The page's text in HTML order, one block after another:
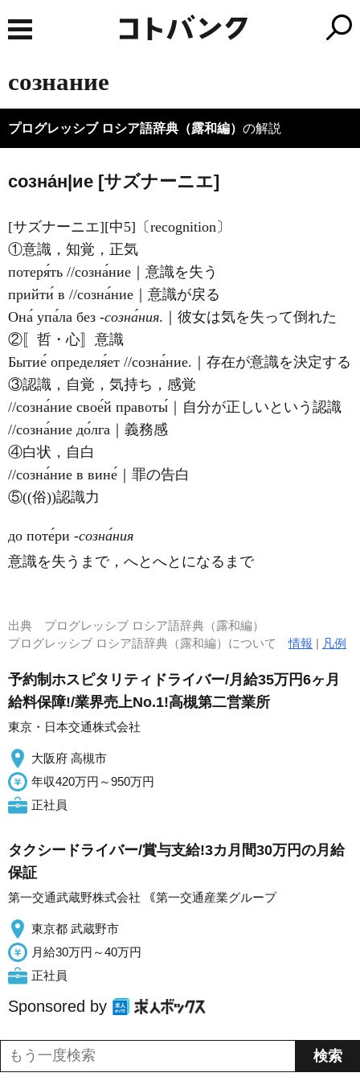
сознание
プログレッシブ ロシア語辞典（露和編） の解説
созна́н|ие [サズナーニエ]
[サズナーニエ][中5]〔recognition〕
①意識，知覚，正気
потеря́ть //созна́ние｜意識を失う
прийти́ в //созна́ние｜意識が戻る
Она́ упа́ла без ‐созна́ния.｜彼女は気を失って倒れた
②〚哲・心〛意識
Бытие́ определя́ет //созна́ние.｜存在が意識を決定する
③認識，自覚，気持ち，感覚
//созна́ние свое́й правоты́｜自分が正しいという認識
//созна́ние до́лга｜義務感
④白状，自白
//созна́ние в вине́｜罪の告白
⑤((俗))認識力
до поте́ри ‐созна́ния
意識を失うまで，へとへとになるまで
出典 プログレッシブ ロシア語辞典（露和編）
プログレッシブ ロシア語辞典（露和編）について情報 | 凡例
予約制ホスピタリティドライバー/月給35万円6ヶ月
給料保障!/業界売上No.1!高槻第二営業所
東京・日本交通株式会社
大阪府 高槻市
年収420万円～950万円
正社員
タクシードライバー/賞与支給!3カ月間30万円の月給
保証
第一交通武蔵野株式会社 ｟第一交通産業グループ
東京都 武蔵野市
月給30万円～40万円
正社員
Sponsored by